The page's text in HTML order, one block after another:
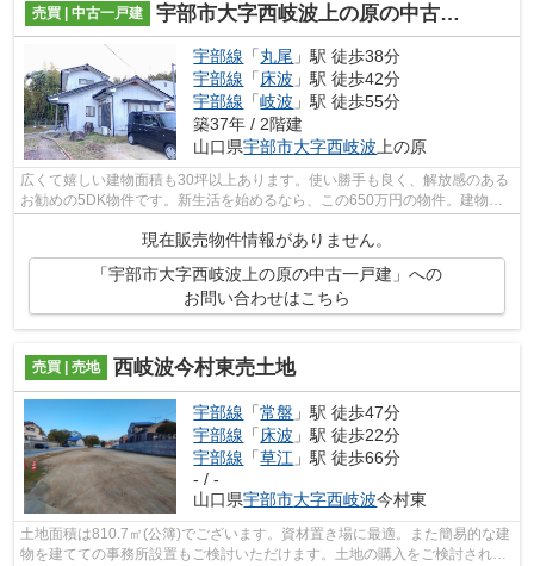
売買 | 中古一戸建 宇部市大字西岐波上の原の中古一戸建
宇部線 「丸尾 」駅 徒歩38分
宇部線 「 床波 」駅 徒歩42分
宇部線 「岐波 」駅 徒歩55分
築37年 / 2階建
山口県宇部市大字西岐波 上の原
広くて嬉しい建物面積も30坪以上あります。使い勝手も良く、解放感のある
お勧めの5DK物件です。新生活を始めるなら、この650万円の物件。建物面
積117㎡でご家族と過ごすのにも問題のな...
現在販売物件情報がありません。
「宇部市大字西岐波上の原の中古一戸建」への
お問い合わせはこちら
売買 | 売地 西岐波今村東売土地
宇部線 「常盤 」駅 徒歩47分
宇部線 「床波 」駅 徒歩22分
宇部線 「草江 」駅 徒歩66分
- / -
山口県宇部市大字西岐波今村東
土地面積は810.7㎡(公簿)でございます。資材置き場に最適。また簡易的な建
物を建てての事務所設置もご検討いただけます。土地の購入をご検討されて